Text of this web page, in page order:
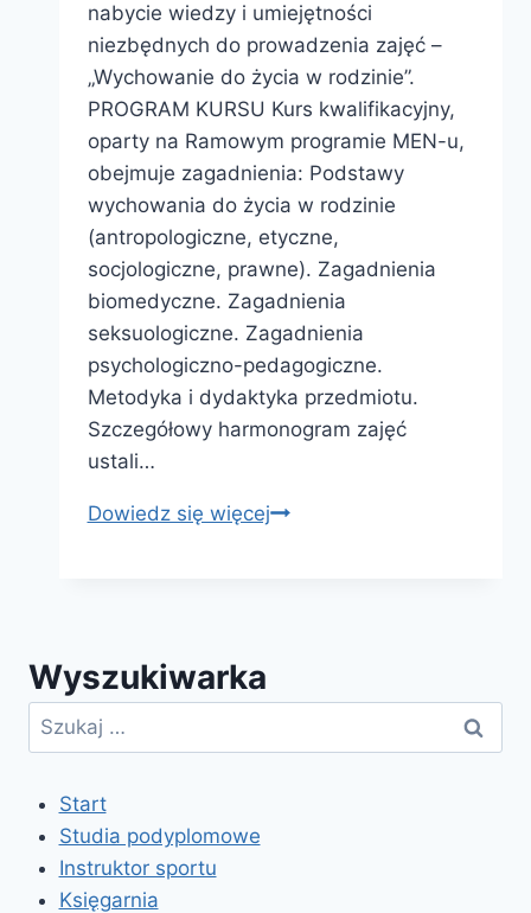
nabycie wiedzy i umiejętności
niezbędnych do prowadzenia zajęć –
„Wychowanie do życia w rodzinie”.
PROGRAM KURSU Kurs kwalifikacyjny,
oparty na Ramowym programie MEN-u,
obejmuje zagadnienia: Podstawy
wychowania do życia w rodzinie
(antropologiczne, etyczne,
socjologiczne, prawne). Zagadnienia
biomedyczne. Zagadnienia
seksuologiczne. Zagadnienia
psychologiczno-pedagogiczne.
Metodyka i dydaktyka przedmiotu.
Szczegółowy harmonogram zajęć
ustali…
Dowiedz się więcejKurs
w
Wyszukiwarka
Szukaj:
Start
Studia podyplomowe
Instruktor sportu
Księgarnia